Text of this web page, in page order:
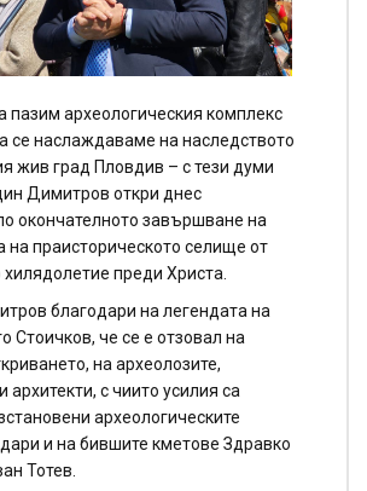
пазим археологическия комплекс
се наслаждаваме на наследството
жив град Пловдив – с тези думи
Димитров откри днес
окончателното завършване на
на праисторическото селище от
преди Христа.
благодари на легендата на
Стоичков, че се е отзовал на
на археолозите,
архитекти, с чиито усилия са
археологическите
и на бившите кметове Здравко
Тотев.